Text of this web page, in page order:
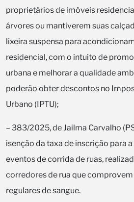
proprietários de imóveis
árvores ou mantiverem suas
lixeira suspensa para
residencial, com o intuito de
urbana e melhorar a qualidade
poderão obter descontos no
Urbano (IPTU);
– 383/2025, de Jailma Carvalho
isenção da taxa de inscrição para
eventos de corrida de ruas,
corredores de rua que
regulares de sangue.